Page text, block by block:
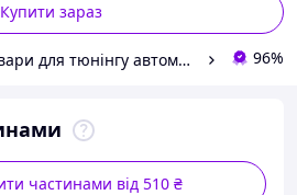
Купити зараз
Продавець СвітАвто (товари для тюнінгу автомобілів ВАЗ) 96%
частинами від 510 ₴